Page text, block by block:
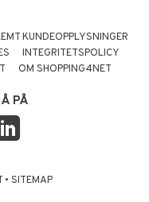
KUNDEOPPLYSNINGER
INTEGRITETSPOLICY
OM SHOPPING4NET
PÅ
• SITEMAP